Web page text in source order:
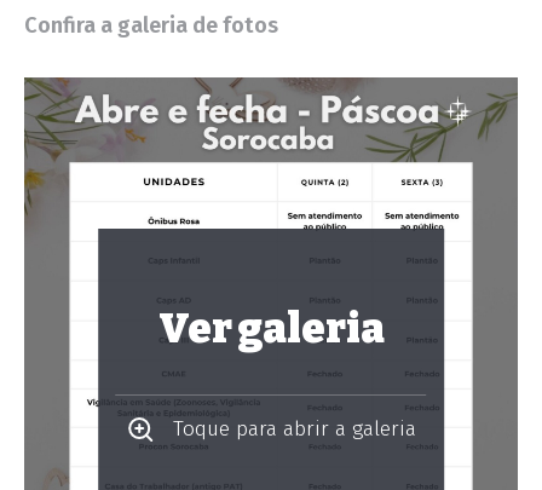
Confira a galeria de fotos
Ver galeria
Toque para abrir a galeria